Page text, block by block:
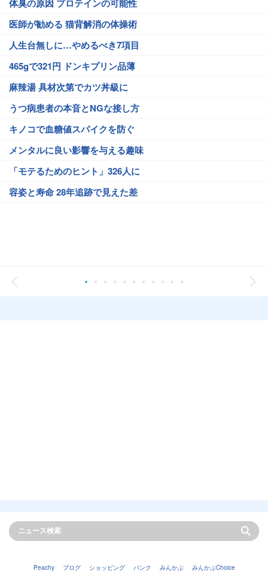
体臭の原因 プロテインの可能性
医師が勧める 猫背解消の体操術
人生台無しに…やめるべき7項目
465gで321円 ドンキプリン品薄
麻辣湯 具材次第でカツ丼級に
うつ病患者の本音とNGな接し方
キノコで血糖値スパイクを防ぐ
メンタルに良い影響を与える趣味
「モテるためのヒント」326人に
容姿と寿命 28年追跡で見えた差
Peachy ブログ ショッピング バンク みんかぶ みんかぶChoice